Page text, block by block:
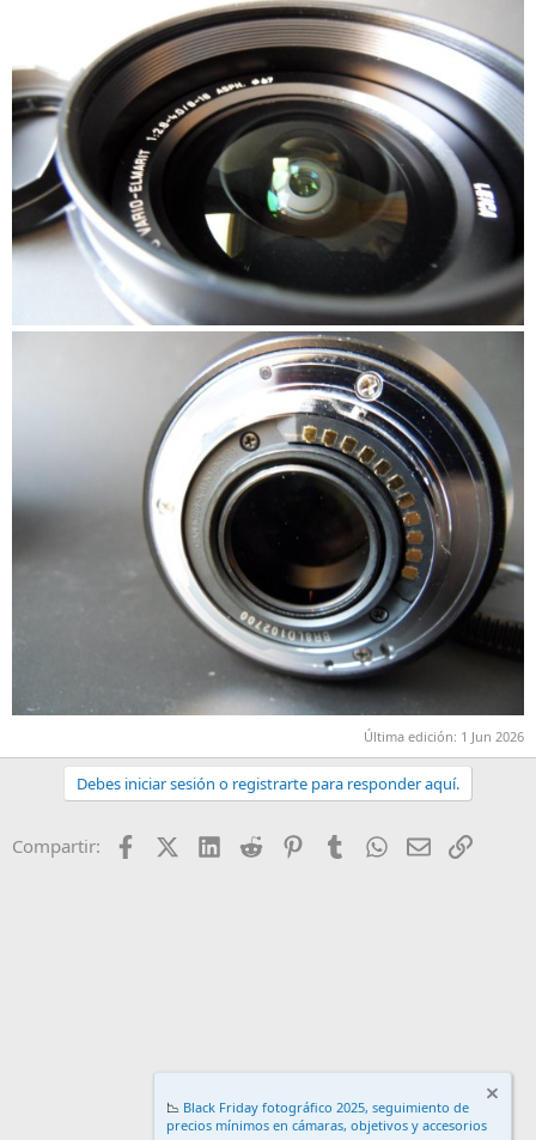
Última edición: 1 Jun 2026
Debes iniciar sesión o registrarte para responder aquí.
Compartir: FacebookX (Twitter)
LinkedIn
Reddit PinterestTumblr WhatsApp
EmailEnlace
📉 Black Friday fotográfico 2025, seguimiento de
precios mínimos en cámaras, objetivos y accesorios